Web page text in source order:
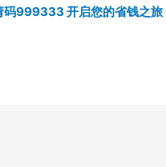
码999333 开启您的省钱之旅